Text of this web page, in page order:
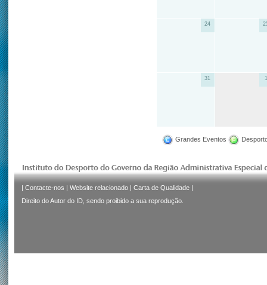
24
31 1
Grandes Eventos
| Contacte-nos | Website relacionado | Carta de Qualidade |
Direito do Autor do ID, sendo proibido a sua reprodução.